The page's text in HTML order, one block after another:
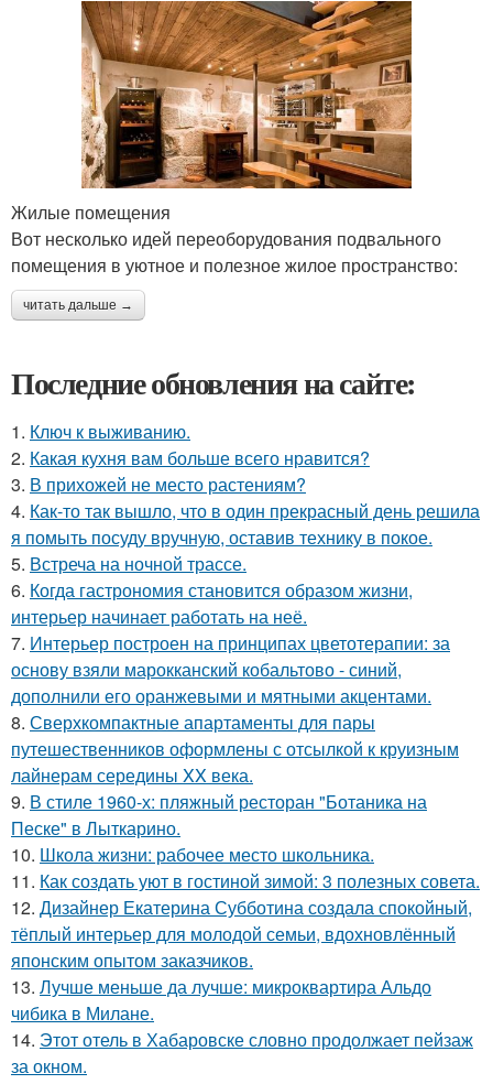
Жилые помещения
Вот несколько идей переоборудования подвального
помещения в уютное и полезное жилое пространство:
читать дальше →
Последние обновления на сайте:
1. Ключ к выживанию.
2. Какая кухня вам больше всего нравится?
3. В прихожей не место растениям?
4. Как-то так вышло, что в один прекрасный день решила
я помыть посуду вручную, оставив технику в покое.
5. Встреча на ночной трассе.
6. Когда гастрономия становится образом жизни,
интерьер начинает работать на неё.
7. Интерьер построен на принципах цветотерапии: за
основу взяли марокканский кобальтово - синий,
дополнили его оранжевыми и мятными акцентами.
8. Сверхкомпактные апартаменты для пары
путешественников оформлены с отсылкой к круизным
лайнерам середины XX века.
9. В стиле 1960-х: пляжный ресторан "Ботаника на
Песке" в Лыткарино.
10. Школа жизни: рабочее место школьника.
11. Как создать уют в гостиной зимой: 3 полезных совета.
12. Дизайнер Екатерина Субботина создала спокойный,
тёплый интерьер для молодой семьи, вдохновлённый
японским опытом заказчиков.
13. Лучше меньше да лучше: микроквартира Альдо
чибика в Милане.
14. Этот отель в Хабаровске словно продолжает пейзаж
за окном.